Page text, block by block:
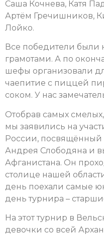
Саша Кочнева, Катя
Артём Гречишников,
Лойко.
Все победители
грамотами. А по
шефы организовали
чаепитие с пиццей
соком. У нас
Отобрав самых
мы заявились на
России, посвящённый
Андрея Слободяна и
Афганистана. Он
столице нашей
день поехали самые
день турнира –
На этот турнир в
девочки со всей